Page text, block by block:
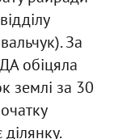
За
обіцяла
землі за 30